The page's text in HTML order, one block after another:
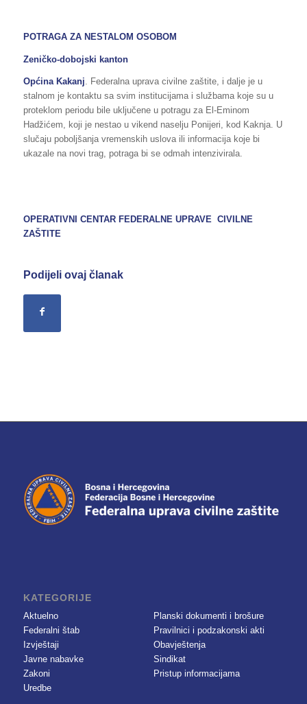
POTRAGA ZA NESTALOM OSOBOM
Zeničko-dobojski kanton
Općina Kakanj . Federalna uprava civilne zaštite, i dalje je u
stalnom je kontaktu sa svim institucijama i službama koje su u
proteklom periodu bile uključene u potragu za El-Eminom
Hadžićem, koji je nestao u vikend naselju Ponijeri, kod Kaknja. U
slučaju poboljšanja vremenskih uslova ili informacija koje bi
ukazale na novi trag, potraga bi se odmah intenzivirala.
OPERATIVNI CENTAR FEDERALNE UPRAVE CIVILNE
ZAŠTITE
Podijeli ovaj članak
KATEGORIJE
Aktuelno
Federalni štab
Izvještaji
Javne nabavke
Zakoni
Uredbe
Planski dokumenti i brošure
Pravilnici i podzakonski akti
Obavještenja
Sindikat
Pristup informacijama